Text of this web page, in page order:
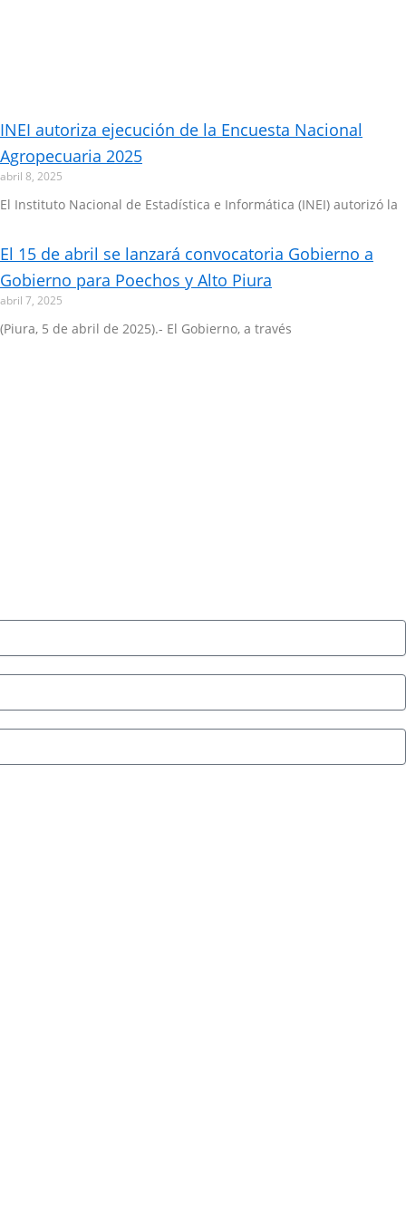
INEI autoriza ejecución de la Encuesta Nacional
Agropecuaria 2025
abril 8, 2025
El Instituto Nacional de Estadística e Informática (INEI) autorizó la
El 15 de abril se lanzará convocatoria Gobierno a
Gobierno para Poechos y Alto Piura
abril 7, 2025
(Piura, 5 de abril de 2025).- El Gobierno, a través